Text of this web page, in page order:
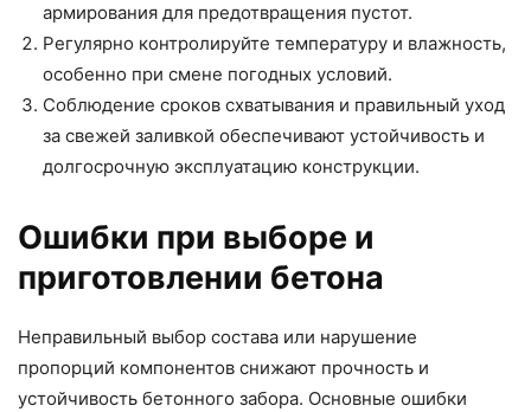
армирования для предотвращения пустот.
Регулярно контролируйте температуру и влажность,
особенно при смене погодных условий.
Соблюдение сроков схватывания и правильный уход
за свежей заливкой обеспечивают устойчивость и
долгосрочную эксплуатацию конструкции.
Ошибки при выборе и
приготовлении бетона
Неправильный выбор состава или нарушение
пропорций компонентов снижают прочность и
устойчивость бетонного забора. Основные ошибки